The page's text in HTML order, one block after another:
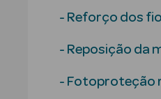
- Reforço dos
- Reposição da
- Fotoproteção